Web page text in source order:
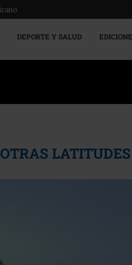
DEPORTE Y SALUD
LATITUDES